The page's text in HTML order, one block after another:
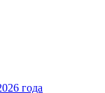
года